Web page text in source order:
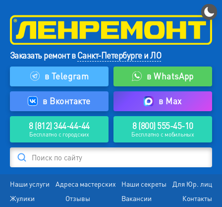
Заказать ремонт вСанкт-Петербурге и ЛО
в Telegram
в WhatsApp
в Вконтакте в Max
8 (812) 344-44-44
Бесплатно с городских
8 (800) 555-45-10
Бесплатно с мобильных
Поиск по сайту
Наши услуги Адреса мастерских Наши секреты
Для Юр. лиц
Жулики
Отзывы Вакансии
Контакты